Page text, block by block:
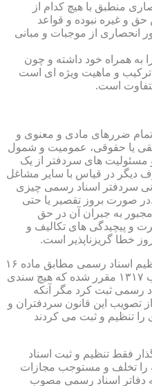
منطبق با هیچ کدام از
و غیره نبوده و قواعد
انحصاری از موجبات و مبانی
به همراه خود داشته و چون
ترکیب و ماهیت ویژه ای است
است.
ضررهای مادی و معنوی و
یا حقوقی، عمومیت و شمول
مسئولیت های سردفتر از یک
در قیاس با سایر مشاغل
سردفتر اسناد رسمی چیزی
صورت بروز تقصیر یا حتی
به جبران آن در حق
و پیچیدگی های تکالیف و
خطا گریزناپذیر است.
مبحث سوم): موانع موجود برای تنظیم اسناد رسمی مطابق ماده ۱۶
آیین نامه دفاتر اسناد رسمی مصوب ۱۳۱۷ مقرر شده که هیچ سندی
رسمی ثبت کرد مگر آنکه
تصویب این قانون سردفتران و
را تنظیم و ثبت می کردند
فقط تنظیم و ثبت اسناد
را تخلف و مستوجب مجازات
ماده ۲۹ آیین نامه دفاتر اسناد رسمی مصوب